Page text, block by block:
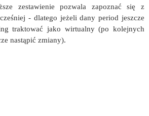
zestawienie pozwala zapoznać się z
- dlatego jeżeli dany period jeszcze
traktować jako wirtualny (po kolejnych
nastąpić zmiany).